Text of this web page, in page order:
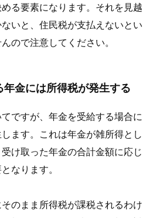
る要素になります。それを見越
いと、住民税が支払えないとい
ので注意してください。
金には所得税が発生する
ですが、年金を受給する場合に
ます。これは年金が雑所得とし
け取った年金の合計金額に応じ
なります。
のまま所得税が課税されるわけ